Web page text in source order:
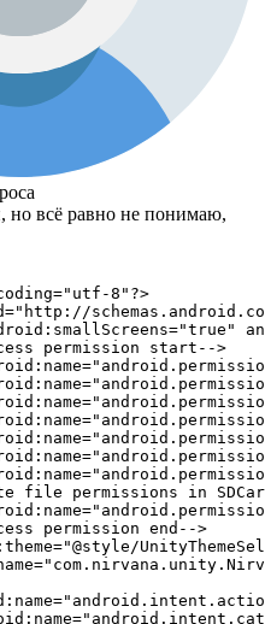
но всё равно не понимаю,
8"?>
permission start-->
file permissions in
permission end-->